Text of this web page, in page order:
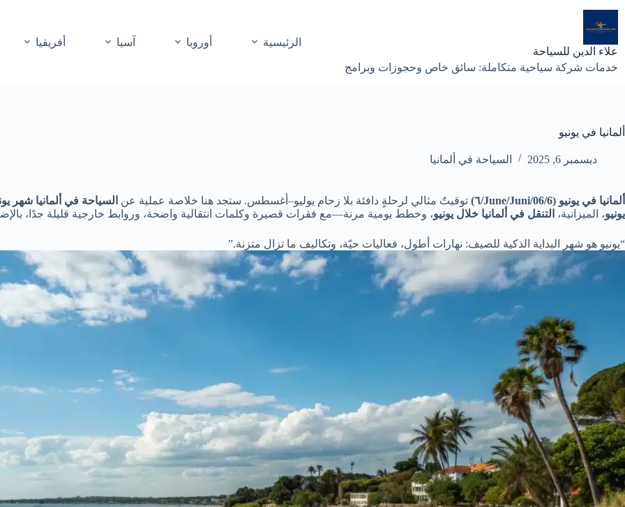
المحتوى
علاء الدين للسياحة
خدمات شركة سياحية متكاملة: سائق خاص وحجوزات وبرامج
الرئيسية أوروبا آسيا أفريقيا
ألمانيا في يونيو
ديسمبر 6, 2025 السياحة في ألمانيا
ألمانيا في يونيو (June/Juni/06/6/٦) توقيتٌ مثالي لرحلةٍ دافئة بلا زحام يوليو–أغسطس. ستجد هنا خلاصة عملية عن السياحة في ألمانيا شهر
يونيو، الميزانية، التنقل في ألمانيا خلال يونيو، وخطط يومية مرنة—مع فقرات قصيرة وكلمات انتقالية واضحة، وروابط خارجية قليلة جدًا،
“يونيو هو شهر البداية الذكية للصيف: نهارات أطول، فعاليات حيّة، وتكاليف ما تزال متزنة.”